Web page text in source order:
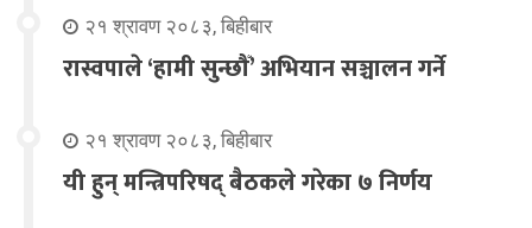
२१ श्रावण २०८३, बिहीबार
रास्वपाले ‘हामी सुन्छौँ’ अभियान सञ्चालन गर्ने
२१ श्रावण २०८३, बिहीबार
यी हुन् मन्त्रिपरिषद् बैठकले गरेका ७ निर्णय